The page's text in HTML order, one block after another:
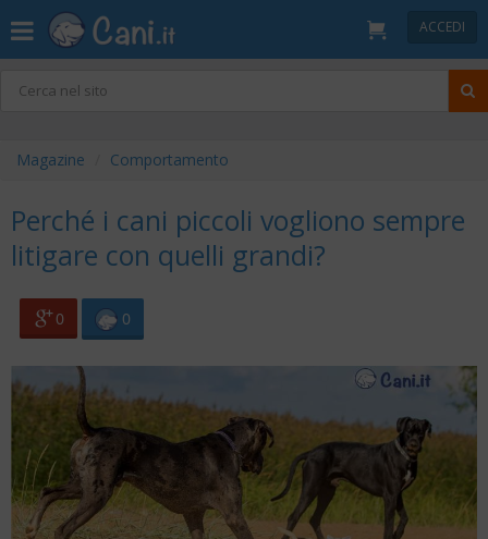
ACCEDI
Magazine Comportamento
Perché i cani piccoli vogliono sempre
litigare con quelli grandi?
0 0